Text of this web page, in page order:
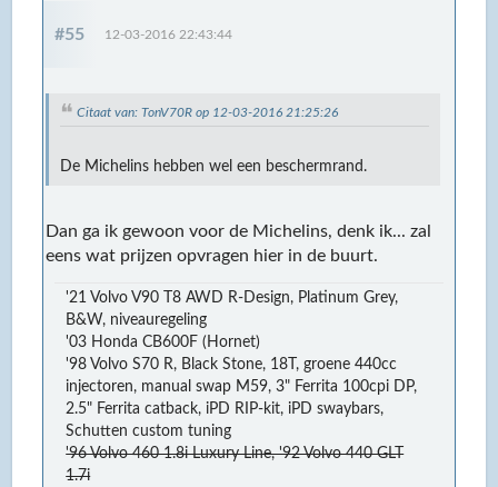
#55 12-03-2016 22:43:44
Citaat van: TonV70R op 12-03-2016 21:25:26
De Michelins hebben wel een beschermrand.
Dan ga ik gewoon voor de Michelins, denk ik... zal
eens wat prijzen opvragen hier in de buurt.
'21 Volvo V90 T8 AWD R-Design, Platinum Grey,
B&W, niveauregeling
'03 Honda CB600F (Hornet)
'98 Volvo S70 R, Black Stone, 18T, groene 440cc
injectoren, manual swap M59, 3" Ferrita 100cpi DP,
2.5" Ferrita catback, iPD RIP-kit, iPD swaybars,
Schutten custom tuning
'96 Volvo 460 1.8i Luxury Line, '92 Volvo 440 GLT
1.7i